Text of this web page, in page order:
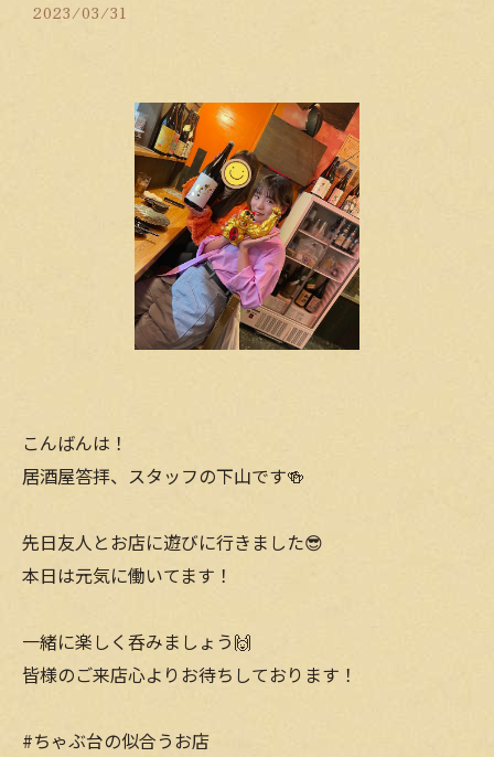
2023/03/31
こんばんは！
居酒屋答拝、スタッフの下山です🍻
先日友人とお店に遊びに行きました😎
本日は元気に働いてます！
一緒に楽しく呑みましょう🙌
皆様のご来店心よりお待ちしております！
#ちゃぶ台の似合うお店